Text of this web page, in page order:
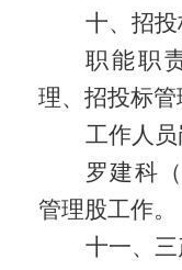
十、招
职能职
理、招投标管
工作人
罗建科
管理股工作。
十一、